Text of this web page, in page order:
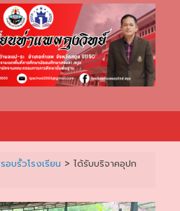
รอบรั้วโรงเรียน > ได้รับบริจาคอุปก